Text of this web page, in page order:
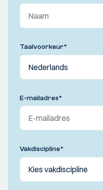
Taalvoorkeur*
E-mailadres*
Vakdiscipline*